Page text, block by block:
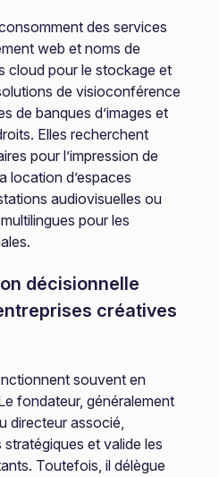
des services
web et noms de
cloud pour le stockage et
de visioconférence
de banques d’images et
Elles recherchent
pour l’impression de
location d’espaces
audiovisuelles ou
pour les
décisionnelle
créatives
souvent en
fondateur, généralement
directeur associé,
et valide les
Toutefois, il délègue